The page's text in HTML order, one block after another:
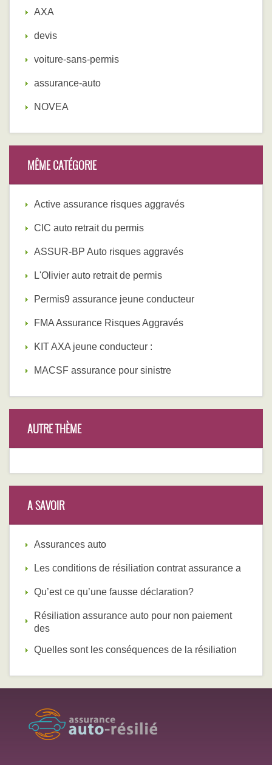
AXA
devis
voiture-sans-permis
assurance-auto
NOVEA
MÊME CATÉGORIE
Active assurance risques aggravés
CIC auto retrait du permis
ASSUR-BP Auto risques aggravés
L'Olivier auto retrait de permis
Permis9 assurance jeune conducteur
FMA Assurance Risques Aggravés
KIT AXA jeune conducteur :
MACSF assurance pour sinistre
AUTRE THÈME
A SAVOIR
Assurances auto
Les conditions de résiliation contrat assurance a
Qu’est ce qu’une fausse déclaration?
Résiliation assurance auto pour non paiement
des
Quelles sont les conséquences de la résiliation